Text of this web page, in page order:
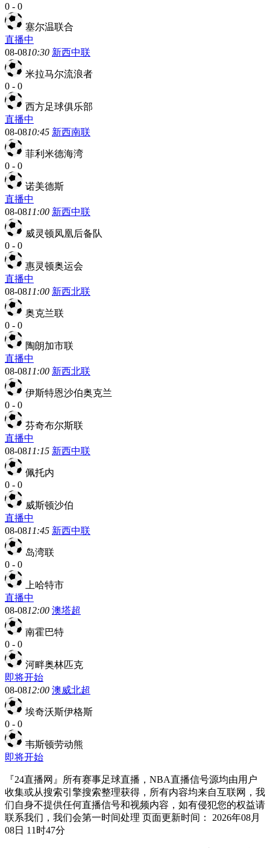
0 - 0
塞尔温联合
直播中
08-0810:30 新西中联
米拉马尔流浪者
0 - 0
西方足球俱乐部
直播中
08-0810:45 新西南联
菲利米德海湾
0 - 0
诺美德斯
直播中
08-0811:00 新西中联
威灵顿凤凰后备队
0 - 0
惠灵顿奥运会
直播中
08-0811:00 新西北联
奥克兰联
0 - 0
陶朗加市联
直播中
08-0811:00 新西北联
伊斯特恩沙伯奥克兰
0 - 0
芬奇布尔斯联
直播中
08-0811:15 新西中联
佩托内
0 - 0
威斯顿沙伯
直播中
08-0811:45 新西中联
岛湾联
0 - 0
上哈特市
直播中
08-0812:00 澳塔超
南霍巴特
0 - 0
河畔奥林匹克
即将开始
08-0812:00 澳威北超
埃奇沃斯伊格斯
0 - 0
韦斯顿劳动熊
即将开始
『24直播网』所有赛事足球直播，NBA直播信号源均由用户
收集或从搜索引擎搜索整理获得，所有内容均来自互联网，我
们自身不提供任何直播信号和视频内容，如有侵犯您的权益请
联系我们，我们会第一时间处理 页面更新时间： 2026年08月
08日 11时47分